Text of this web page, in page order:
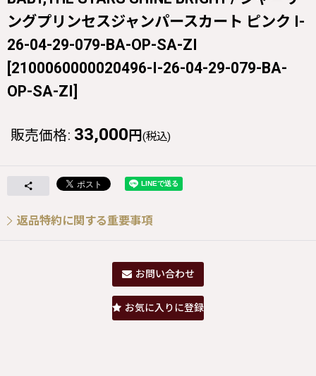
ングプリンセスジャンパースカート ピンク I-
26-04-29-079-BA-OP-SA-ZI
[2100060000020496-I-26-04-29-079-BA-
OP-SA-ZI]
販売価格: 33,000 円 (税込)
返品特約に関する重要事項
お問い合わせ
お気に入りに登録